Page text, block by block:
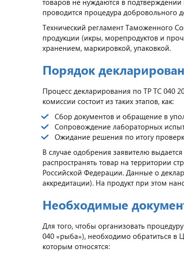
товаров не нуждаются в подтверждении
проводится процедура добровольного
Технический регламент Таможенного
продукции (икры, морепродуктов и
хранением, маркировкой, упаковкой.
Порядок
Процесс декларирования по ТР ТС 040
комиссии состоит из таких этапов, как:
Сбор документов и обращение в
Сопровождение лабораторных
Ожидание решения по итогу
В случае одобрения заявителю
распространять товар на территории
Российской Федерации. Данные о
аккредитации). На продукт при этом
Необходимые
Для того, чтобы организовать
040 «рыба»), необходимо обратиться в
которым относятся: